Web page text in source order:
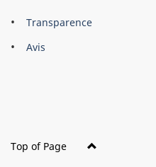
About
this
Brand
Transparence
Avis
Top of Page